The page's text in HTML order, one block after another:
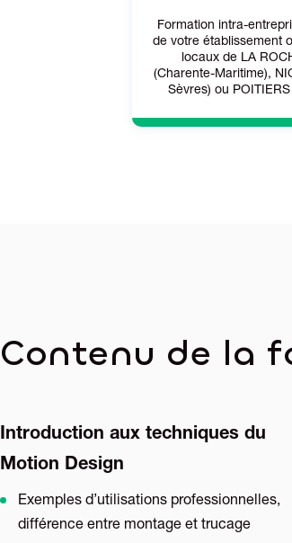
Formation intra-
de votre établissement
locaux de LA
(Charente-Maritime),
Sèvres) ou
Contenu de la
Introduction aux techniques du
Motion Design
Exemples d’utilisations professionnelles,
différence entre montage et trucage